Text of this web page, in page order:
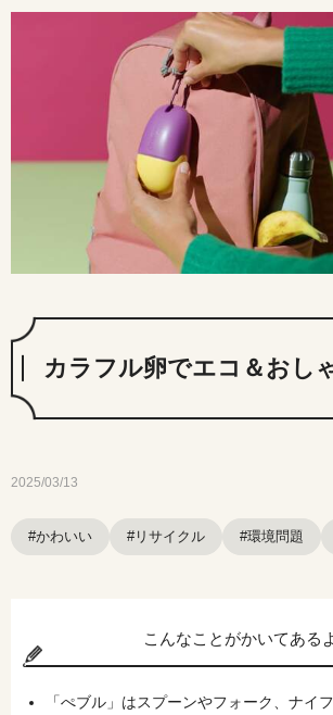
ョ
カラフル卵でエコ＆おし
2025/03/13
#かわいい #リサイクル #環境問題
こんなことがかいてある
「ぺブル」はスプーンやフォーク、ナイ